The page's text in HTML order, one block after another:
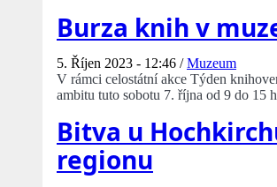
Burza knih v
5. Říjen 2023 - 12:46 /Muzeum
V rámci celostátní akce Týden
ambitu tuto sobotu 7. října od 9 do 15
Bitva u
regionu